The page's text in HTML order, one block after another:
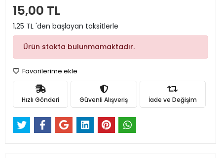
15,00 TL
1,25 TL 'den başlayan taksitlerle
Ürün stokta bulunmamaktadır.
Favorilerime ekle
Hızlı Gönderi Güvenli Alışveriş İade ve Değişim